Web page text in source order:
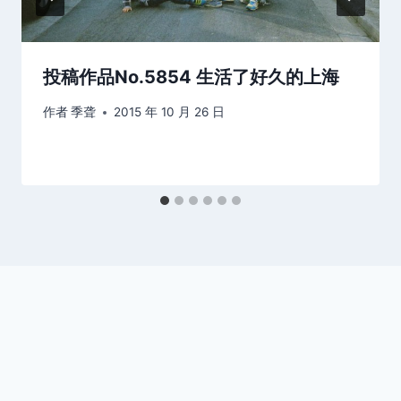
投稿作品No.5854 生活了好久的上海
作者季聋 2015 年 10 月 26 日